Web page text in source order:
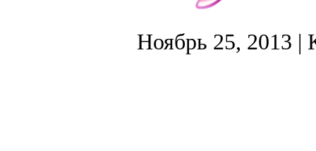
Ноябрь 25, 2013 |